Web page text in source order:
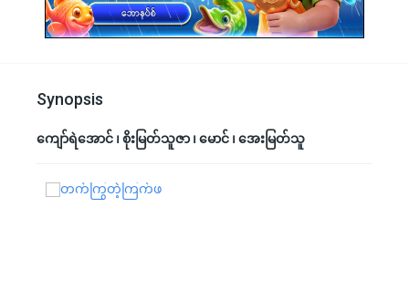
Synopsis
ကျော်ရဲအောင် ၊ စိုးမြတ်သူဇာ ၊ မောင် ၊ အေးမြတ်သူ